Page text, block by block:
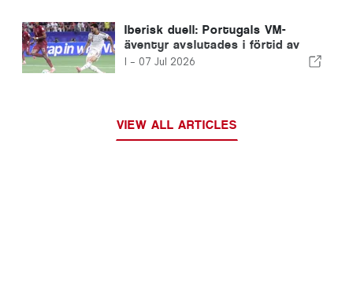
Iberisk duell: Portugals VM-
äventyr avslutades i förtid av
Spanien
I - 07 Jul 2026
VIEW ALL ARTICLES